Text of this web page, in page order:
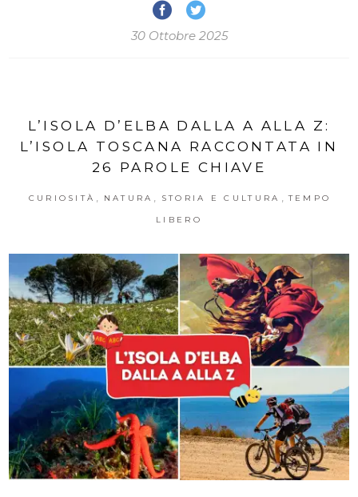
30 Ottobre 2025
L’ISOLA D’ELBA DALLA A ALLA Z:
L’ISOLA TOSCANA RACCONTATA IN
26 PAROLE CHIAVE
CURIOSITÀ NATURA STORIA E CULTURA TEMPO
LIBERO